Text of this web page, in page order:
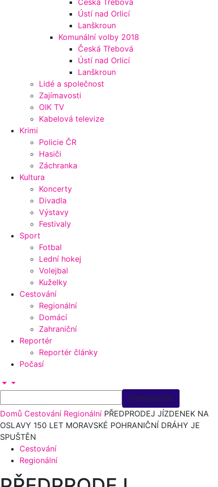
Česká Třebová
Ústí nad Orlicí
Lanškroun
Komunální volby 2018
Česká Třebová
Ústí nad Orlicí
Lanškroun
Lidé a společnost
Zajímavosti
OIK TV
Kabelová televize
Krimi
Policie ČR
Hasiči
Záchranka
Kultura
Koncerty
Divadla
Výstavy
Festivaly
Sport
Fotbal
Lední hokej
Volejbal
Kuželky
Cestování
Regionální
Domácí
Zahraniční
Reportér
Reportér články
Počasí
Domů Cestování Regionální PŘEDPRODEJ JÍZDENEK NA
OSLAVY 150 LET MORAVSKÉ POHRANIČNÍ DRÁHY JE
SPUŠTĚN
Cestování
Regionální